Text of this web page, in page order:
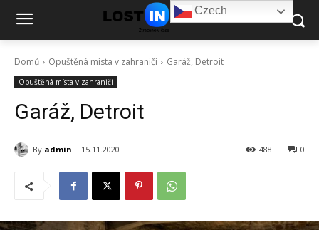
Domů Opuštěná místa v zahraničí Garáž, Detroit
Opuštěná místa v zahraničí
Garáž, Detroit
By admin 15.11.2020 0
488
Czech